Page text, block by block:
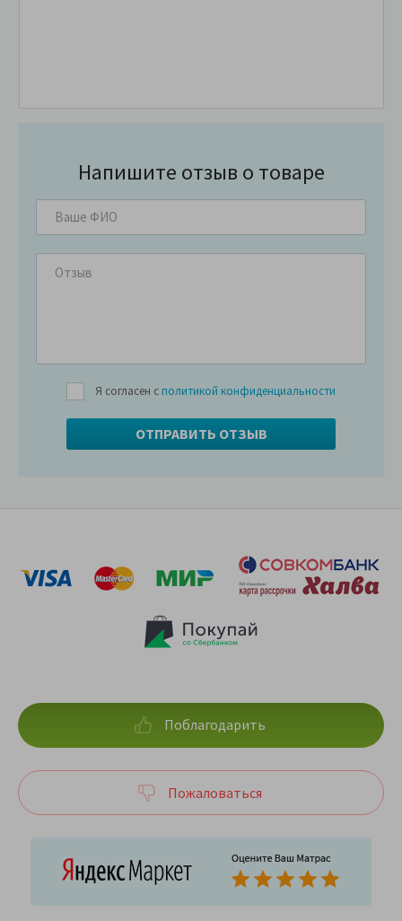
Напишите отзыв о товаре
Я согласен с политикой конфиденциальности
Поблагодарить
Пожаловаться